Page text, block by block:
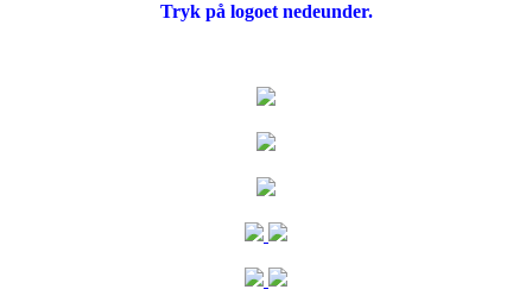
Tryk på logoet nedeunder.